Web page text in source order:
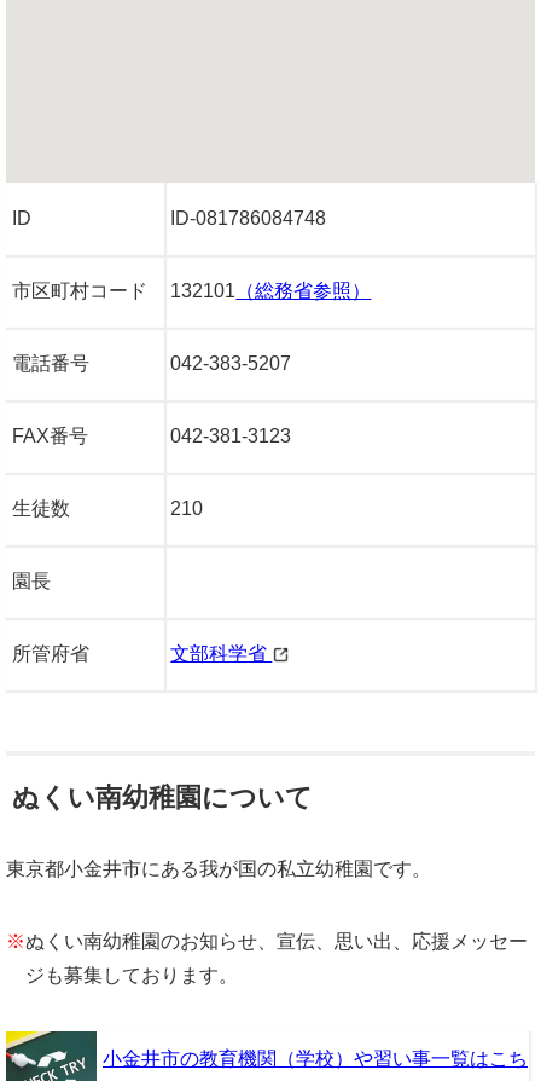
ID ID-081786084748
市区町村コード 132101 （総務省参照）
電話番号 042-383-5207
FAX番号 042-381-3123
生徒数 210
園長
所管府省 文部科学省
ぬくい南幼稚園について
東京都小金井市にある我が国の私立幼稚園です。
※ぬくい南幼稚園のお知らせ、宣伝、思い出、応援メッセー
ジも募集しております。
小金井市の教育機関（学校）や習い事一覧はこち